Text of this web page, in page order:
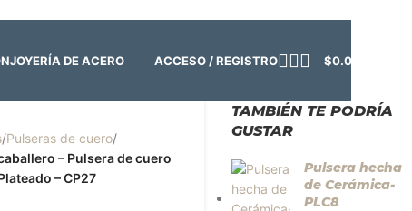
JOYERÍA DE ACERO ACCESO / REGISTRO $0.00
/Pulseras de cuero/
– Pulsera de cuero
– CP27
TAMBIÉN TE PODRÍA
GUSTAR
Pulsera hecha
de Cerámica-
PLC8